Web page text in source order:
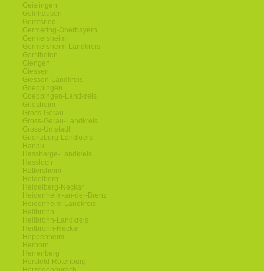
Geislingen
Gelnhausen
Geretsried
Germering-Oberbayern
Germersheim
Germersheim-Landkreis
Gersthofen
Giengen
Giessen
Giessen-Landkreis
Goeppingen
Goeppingen-Landkreis
Griesheim
Gross-Gerau
Gross-Gerau-Landkreis
Gross-Umstadt
Guenzburg-Landkreis
Hanau
Hassberge-Landkreis
Hassloch
Hattersheim
Heidelberg
Heidelberg-Neckar
Heidenheim-an-der-Brenz
Heidenheim-Landkreis
Heilbronn
Heilbronn-Landkreis
Heilbronn-Neckar
Heppenheim
Herborn
Herrenberg
Hersfeld-Rotenburg